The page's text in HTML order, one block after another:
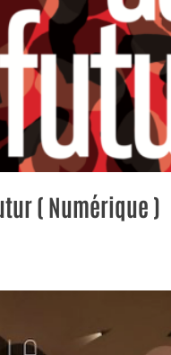
( Numérique )